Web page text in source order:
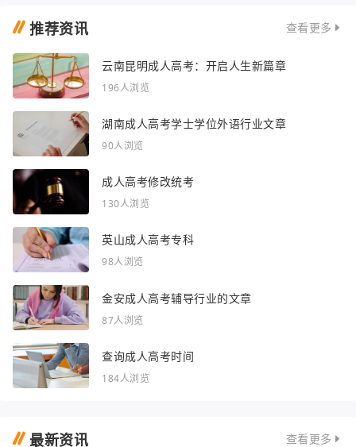
推荐资讯 查看更多
云南昆明成人高考：开启人生新篇章
196人浏览
湖南成人高考学士学位外语行业文章
90人浏览
成人高考修改统考
130人浏览
英山成人高考专科
98人浏览
金安成人高考辅导行业的文章
87人浏览
查询成人高考时间
184人浏览
最新资讯 查看更多